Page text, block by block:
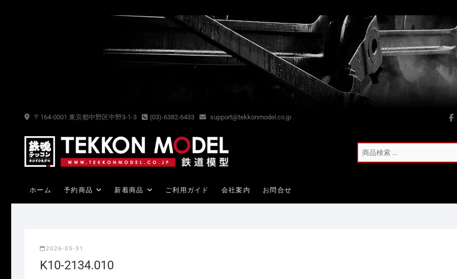
〒164-0001 東京都中野区中野3-1-3 (03)-6382-6433 support@tekkonmodel.co.jp
ホーム 予約商品 新着商品 ご利用ガイド 会社案内 お問合せ
2026-05-31
K10-2134.010